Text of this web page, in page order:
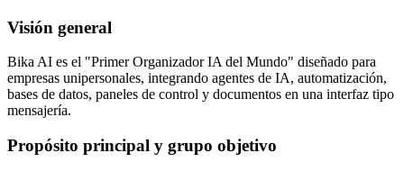
Visión general
Bika AI es el "Primer Organizador IA del Mundo" diseñado para
empresas unipersonales, integrando agentes de IA, automatización,
bases de datos, paneles de control y documentos en una interfaz tipo
mensajería.
Propósito principal y grupo objetivo